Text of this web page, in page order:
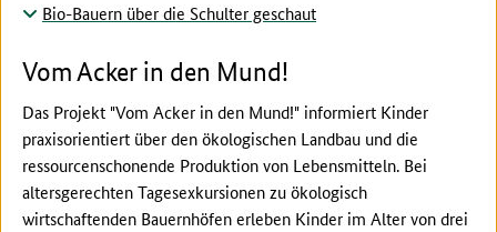
Bio-Bauern über die Schulter geschaut
Vom Acker in den Mund!
Das Projekt "Vom Acker in den Mund!" informiert Kinder
praxisorientiert über den ökologischen Landbau und die
ressourcenschonende Produktion von Lebensmitteln. Bei
altersgerechten Tagesexkursionen zu ökologisch
wirtschaftenden Bauernhöfen erleben Kinder im Alter von drei